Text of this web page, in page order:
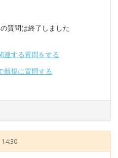
質問は終了しました
連する質問をする
新規に質問する
14:30